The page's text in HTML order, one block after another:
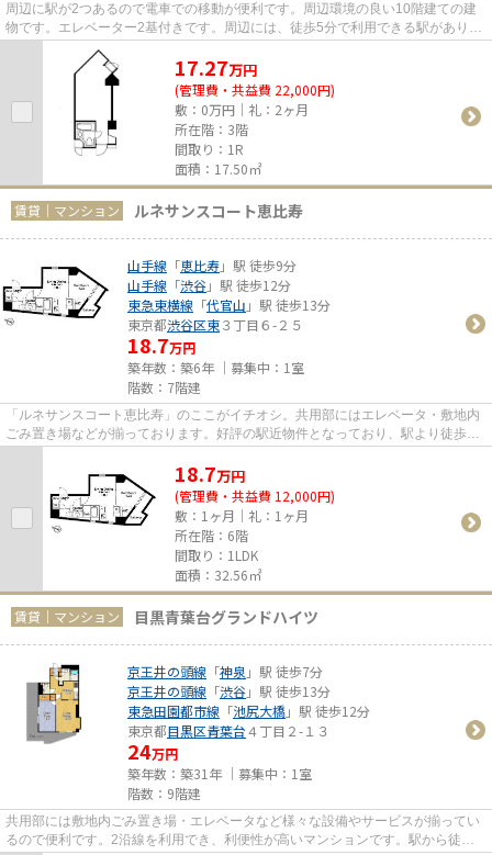
周辺に駅が2つあるので電車での移動が便利です。周辺環境の良い10階建ての建
物です。エレベーター2基付きです。周辺には、徒歩5分で利用できる駅がありま
17.27万円
(管理費・共益費 22,000円)
敷：0万円｜礼：2ヶ月
所在階：3階
間取り：1R
面積：17.50㎡
賃貸｜マンション ルネサンスコート恵比寿
山手線 「恵比寿」駅 徒歩9分
山手線 「渋谷」駅 徒歩12分
東急東横線 「代官山 」駅 徒歩13分
東京都渋谷区東３丁目６-２５
18.7万円
築年数：築6年 ｜募集中： 1室
階数：7階建
「ルネサンスコート恵比寿」のここがイチオシ。共用部にはエレベータ・敷地内
ごみ置き場などが揃っております。好評の駅近物件となっており、駅より徒歩9
18.7万円
(管理費・共益費 12,000円)
敷：1ヶ月｜礼：1ヶ月
所在階：6階
間取り：1LDK
面積：32.56㎡
賃貸｜マンション 目黒青葉台グランドハイツ
京王井の頭線 「神泉 」駅 徒歩7分
京王井の頭線 「渋谷」駅 徒歩13分
東急田園都市線 「池尻大橋」駅 徒歩12分
東京都目黒区青葉台４丁目２-１３
24万円
築年数：築31年 ｜募集中： 1室
階数：9階建
共用部には敷地内ごみ置き場・エレベータなど様々な設備やサービスが揃ってい
るので便利です。2沿線を利用でき、利便性が高いマンションです。駅から徒歩7